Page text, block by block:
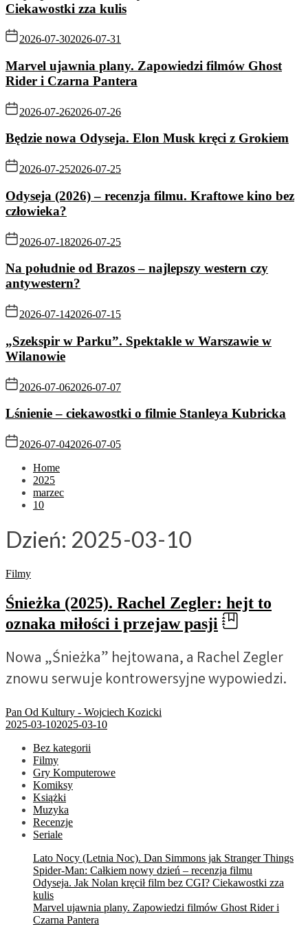
Ciekawostki zza kulis
2026-07-302026-07-31
Marvel ujawnia plany. Zapowiedzi filmów Ghost
Rider i Czarna Pantera
2026-07-262026-07-26
Będzie nowa Odyseja. Elon Musk kręci z Grokiem
2026-07-252026-07-25
Odyseja (2026) – recenzja filmu. Kraftowe kino bez
człowieka?
2026-07-182026-07-25
Na południe od Brazos – najlepszy western czy
antywestern?
2026-07-142026-07-15
„Szekspir w Parku”. Spektakle w Warszawie w
Wilanowie
2026-07-062026-07-07
Lśnienie – ciekawostki o filmie Stanleya Kubricka
2026-07-042026-07-05
Home
2025
marzec
10
Dzień: 2025-03-10
Filmy
Śnieżka (2025). Rachel Zegler: hejt to
oznaka miłości i przejaw pasji
Nowa „Śnieżka” hejtowana, a Rachel Zegler
znowu serwuje kontrowersyjne wypowiedzi.
Pan Od Kultury - Wojciech Kozicki
2025-03-102025-03-10
Bez kategorii
Filmy
Gry Komputerowe
Komiksy
Książki
Muzyka
Recenzje
Seriale
Lato Nocy (Letnia Noc). Dan Simmons jak Stranger Things
Spider-Man: Całkiem nowy dzień – recenzja filmu
Odyseja. Jak Nolan kręcił film bez CGI? Ciekawostki zza
kulis
Marvel ujawnia plany. Zapowiedzi filmów Ghost Rider i
Czarna Pantera